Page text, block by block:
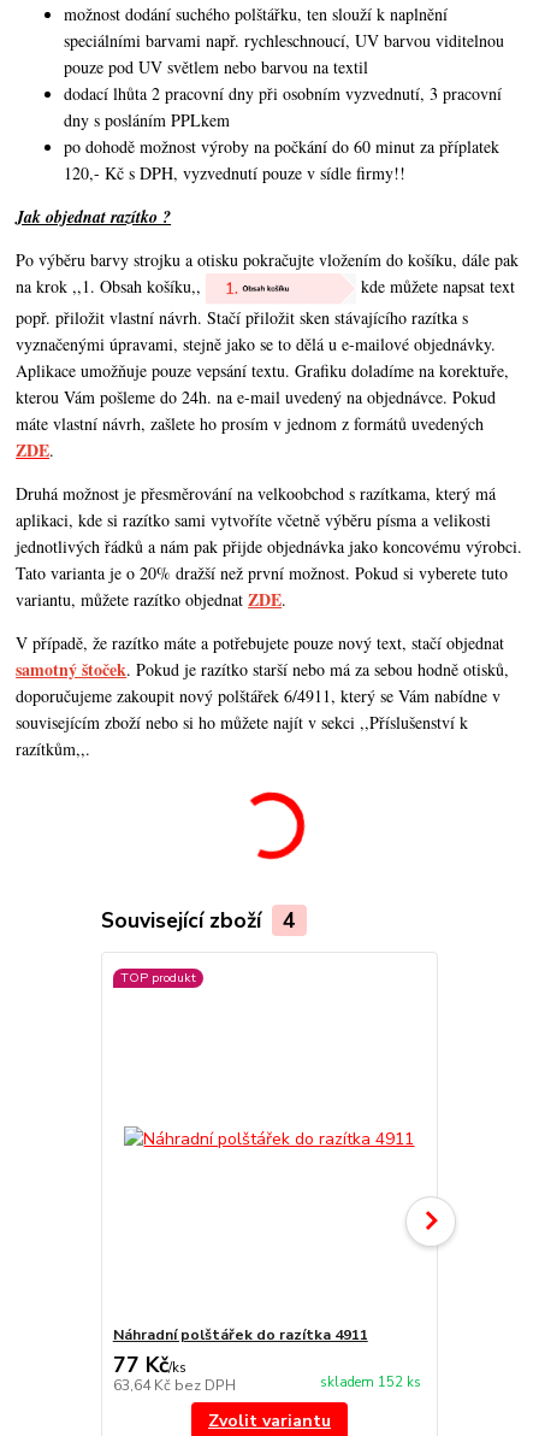
možnost dodání suchého polštářku, ten slouží k naplnění
speciálními barvami např. rychleschnoucí, UV barvou viditelnou
pouze pod UV světlem nebo barvou na textil
dodací lhůta 2 pracovní dny při osobním vyzvednutí, 3 pracovní
dny s posláním PPLkem
po dohodě možnost výroby na počkání do 60 minut za příplatek
120,- Kč s DPH, vyzvednutí pouze v sídle firmy!!
Jak objednat razítko ?
Po výběru barvy strojku a otisku pokračujte vložením do košíku, dále pak
na krok ,,1. Obsah košíku,,
kde můžete napsat text
popř. přiložit vlastní návrh. Stačí přiložit sken stávajícího razítka s
vyznačenými úpravami, stejně jako se to dělá u e-mailové objednávky.
Aplikace umožňuje pouze vepsání textu. Grafiku doladíme na korektuře,
kterou Vám pošleme do 24h. na e-mail uvedený na objednávce. Pokud
máte vlastní návrh,zašlete ho prosím v jednom z formátů uvedených
ZDE.
Druhá možnost je přesměrování na velkoobchod s razítkama, který má
aplikaci, kde si razítko sami vytvoříte včetně výběru písma a velikosti
jednotlivých řádků a nám pak přijde objednávka jako koncovému výrobci.
Tato varianta je o 20% dražší než první možnost. Pokud si vyberete tuto
variantu, můžete razítko objednatZDE.
V případě, že razítko máte a potřebujete pouze nový text, stačí objednat
samotný štoček. Pokud je razítko starší nebo má za sebou hodně otisků,
doporučujeme zakoupit nový polštářek 6/4911, který se Vám nabídne v
souvisejícím zboží nebo si ho můžete najít v sekci ,,Příslušenství k
razítkům,,.
Související zboží 4
TOP produkt
Náhradní polštářek do razítka 4911
77 Kč/ks
63,64 Kč bez DPH skladem 152 ks
Zvolit variantu